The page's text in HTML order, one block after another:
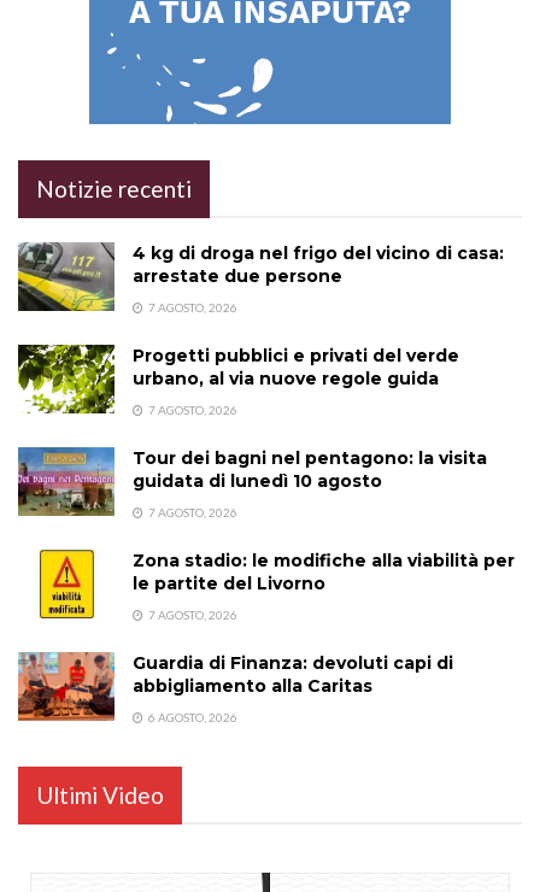
Notizie recenti
4 kg di droga nel frigo del vicino di casa:
arrestate due persone
7 AGOSTO, 2026
Progetti pubblici e privati del verde
urbano, al via nuove regole guida
7 AGOSTO, 2026
Tour dei bagni nel pentagono: la visita
guidata di lunedì 10 agosto
7 AGOSTO, 2026
Zona stadio: le modifiche alla viabilità per
le partite del Livorno
7 AGOSTO, 2026
Guardia di Finanza: devoluti capi di
abbigliamento alla Caritas
6 AGOSTO, 2026
Ultimi Video